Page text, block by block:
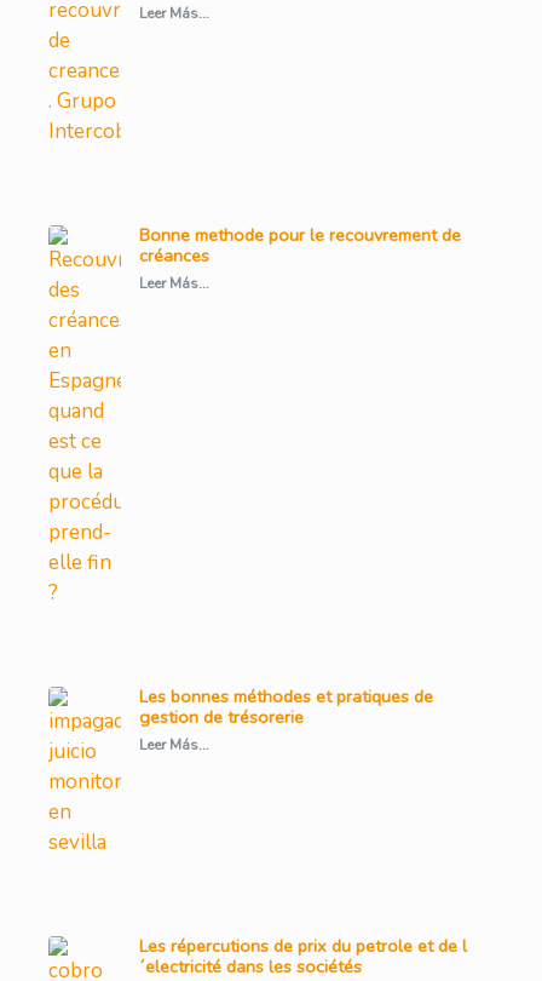
Leer Más...
Bonne methode pour le recouvrement de
créances
Leer Más...
Les bonnes méthodes et pratiques de
gestion de trésorerie
Leer Más...
Les répercutions de prix du petrole et de l
´electricité dans les sociétés